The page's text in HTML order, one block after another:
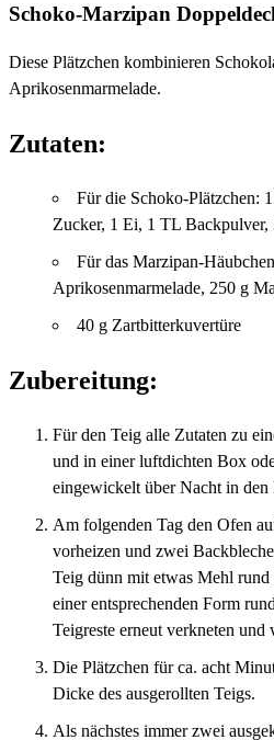
Schoko-Marzipan
Diese Plätzchen kombinieren
Aprikosenmarmelade.
Zutaten:
Für die Schoko-Plätzchen:
Zucker, 1 Ei, 1 TL
Für das Marzipan-
Aprikosenmarmelade, 250 g
40 g Zartbitterkuvertüre
Zubereitung:
Für den Teig alle Zutaten zu
und in einer luftdichten Box
eingewickelt über Nacht in den
Am folgenden Tag den Ofen
vorheizen und zwei
Teig dünn mit etwas Mehl
einer entsprechenden Form
Teigreste erneut verkneten und
Die Plätzchen für ca. acht
Dicke des ausgerollten Teigs.
Als nächstes immer zwei